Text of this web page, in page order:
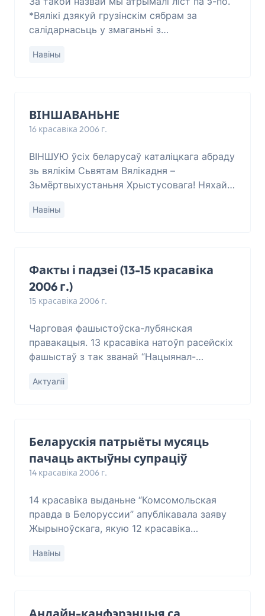
*Вялікі дзякуй грузінскім сябрам за
салідарнасьць у змаганьні з
зьяўляецца цікавым погляд на нашую
Навіны
ВІНШАВАНЬНЕ
16 красавіка 2006 г.
ВІНШУЮ ўсіх беларусаў каталіцкага абраду
зь вялікім Сьвятам Вялікадня –
Зьмёртвыхустаньня Хрыстусовага! Няхай
дарагой Бацькаўшчынай Беларусяй! Няхай
Навіны
Факты і падзеі (13-15 красавіка
2006 г.)
15 красавіка 2006 г.
Чарговая фашыстоўска-лубянская
правакацыя. 13 красавіка натоўп расейскіх
фашыстаў з так званай “Нацыянал-
каля Таганскага раённага суда ў Маскве.
Актуаліі
Беларускія патрыёты мусяць
пачаць актыўны супраціў
14 красавіка 2006 г.
14 красавіка выданьне “Комсомольская
правда в Белоруссии” апублікавала заяву
Жырыноўскага, якую 12 красавіка
Але газэта інфармацыю падала зь
Навіны